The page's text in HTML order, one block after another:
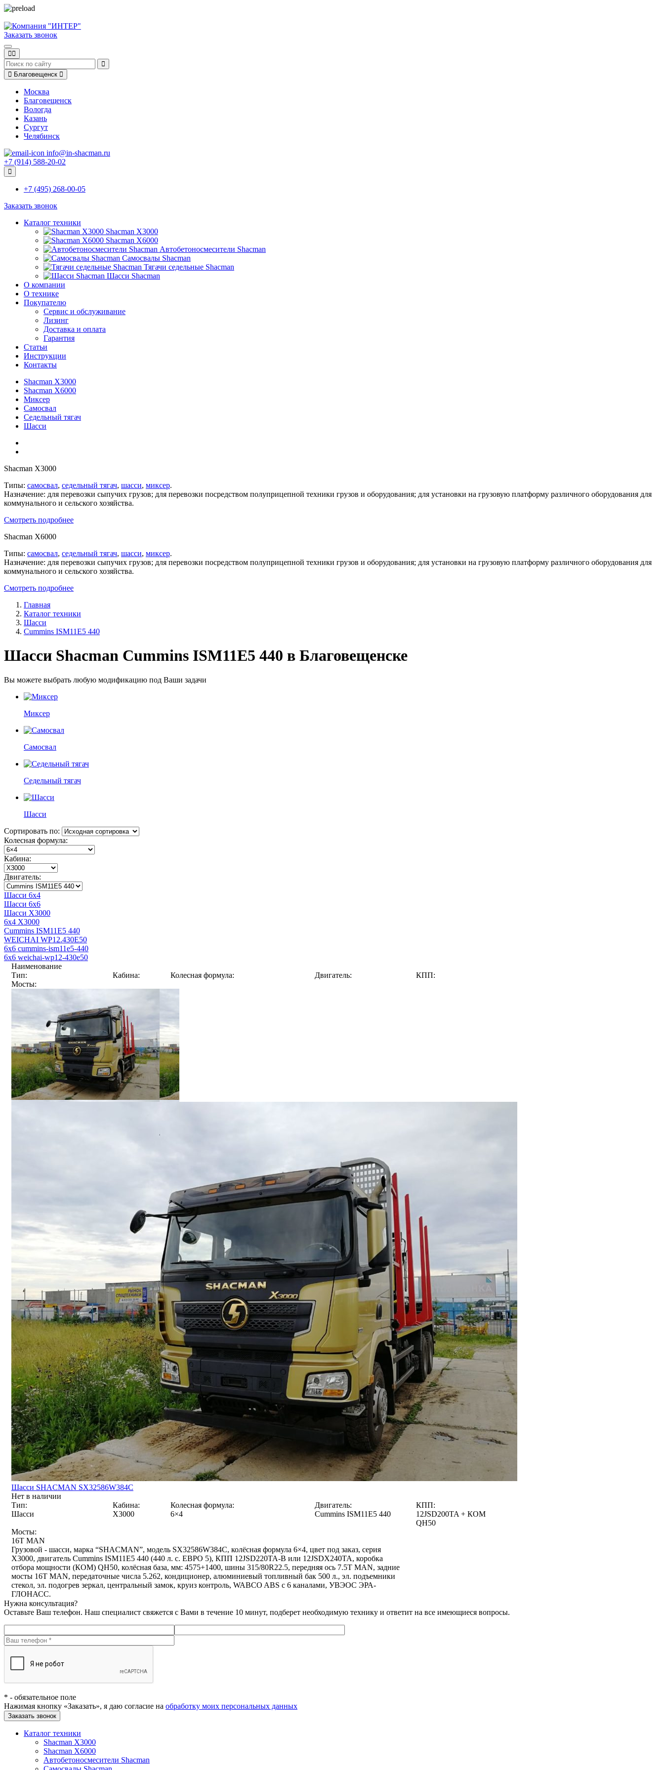
Заказать звонок
Благовещенск
Москва
Благовещенск
Вологда
Казань
Сургут
Челябинск
info@in-shacman.ru
+7 (914) 588-20-02
+7 (495) 268-00-05
Заказать звонок
Каталог техники
Shacman X3000
Shacman X6000
Автобетоносмесители Shacman
Самосвалы Shacman
Тягачи седельные Shacman
Шасси Shacman
О компании
О технике
Покупателю
Сервис и обслуживание
Лизинг
Доставка и оплата
Гарантия
Статьи
Инструкции
Контакты
Shacman X3000
Shacman X6000
Миксер
Самосвал
Седельный тягач
Шасси
Shacman X3000
Типы: самосвал, седельный тягач, шасси, миксер.
Назначение: для перевозки сыпучих грузов; для перевозки посредством полуприцепной техники грузов и оборудования; для установки на грузовую платформу различного оборудования для
коммунального и сельского хозяйства.
Смотреть подробнее
Shacman X6000
Типы: самосвал, седельный тягач, шасси, миксер.
Назначение: для перевозки сыпучих грузов; для перевозки посредством полуприцепной техники грузов и оборудования; для установки на грузовую платформу различного оборудования для
коммунального и сельского хозяйства.
Смотреть подробнее
Главная
Каталог техники
Шасси
Cummins ISM11E5 440
Шасси Shacman Cummins ISM11E5 440 в Благовещенске
Вы можете выбрать любую модификацию под Ваши задачи
Миксер
Самосвал
Седельный тягач
Шасси
Сортировать по:
Колесная формула:
Кабина:
Двигатель:
Шасси 6x4
Шасси 6x6
Шасси X3000
6x4 X3000
Cummins ISM11E5 440
WEICHAI WP12.430E50
6x6 cummins-ism11e5-440
6x6 weichai-wp12-430e50
Наименование
Тип:
Кабина: Колесная формула: Двигатель:
КПП:
Мосты:
Шасси SHACMAN SX32586W384C
Нет в наличии
Тип:
Шасси
Кабина:
X3000
Колесная формула:
6×4
Двигатель:
Cummins ISM11E5 440
КПП:
12JSD200TA + КОМ
QH50
Мосты:
16T MAN
Грузовой - шасси, марка “SHACMAN”, модель SX32586W384C, колёсная формула 6×4, цвет под заказ, серия
X3000, двигатель Cummins ISM11E5 440 (440 л. с. ЕВРО 5), КПП 12JSD220TA-B или 12JSDX240TA, коробка
отбора мощности (КОМ) QH50, колёсная база, мм: 4575+1400, шины 315/80R22.5, передняя ось 7.5T MAN, задние
мосты 16T MAN, передаточные числа 5.262, кондиционер, алюминиевый топливный бак 500 л., эл. подъемники
стекол, эл. подогрев зеркал, центральный замок, круиз контроль, WABCO ABS с 6 каналами, УВЭОС ЭРА-
ГЛОНАСС.
Нужна консультация?
Оставьте Ваш телефон. Наш специалист свяжется с Вами в течение 10 минут, подберет необходимую технику и ответит на все имеющиеся вопросы.
* - обязательное поле
Нажимая кнопку «Заказать», я даю согласие на обработку моих персональных данных
Заказать звонок
Каталог техники
Shacman X3000
Shacman X6000
Автобетоносмесители Shacman